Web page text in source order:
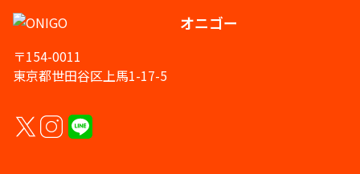
オニゴー
〒154-0011
東京都世田谷区上馬1-17-5